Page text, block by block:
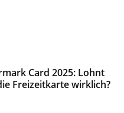
Card 2025: Lohnt
Freizeitkarte wirklich?